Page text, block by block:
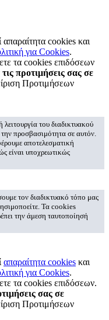
απαραίτητα cookies και
για Cookies.
τα cookies επιδόσεων
προτιμήσεις σας σε
Προτιμήσεων
του διαδικτυακού
προσβασιμότητα σε αυτόν.
αποτελεσματική
είναι υποχρεωτικώς
τον διαδικτυακό τόπο μας
Τα cookies
την άμεση ταυτοποίησή
απαραίτητα cookies και
για Cookies.
τα cookies επιδόσεων.
σας σε
Προτιμήσεων